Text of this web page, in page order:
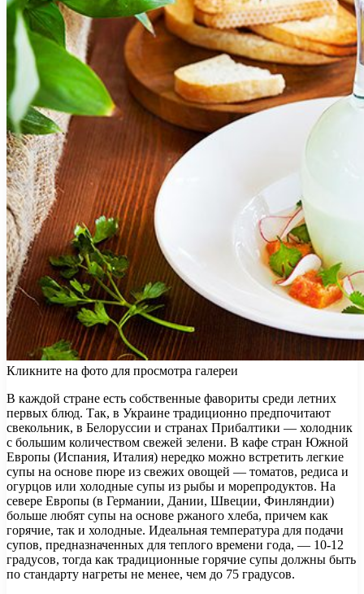
Кликните на фото для просмотра галереи
В каждой стране есть собственные фавориты среди летних
первых блюд. Так, в Украине традиционно предпочитают
свекольник, в Белоруссии и странах Прибалтики — холодник
с большим количеством свежей зелени. В кафе стран Южной
Европы (Испания, Италия) нередко можно встретить легкие
супы на основе пюре из свежих овощей — томатов, редиса и
огурцов или холодные супы из рыбы и морепродуктов. На
севере Европы (в Германии, Дании, Швеции, Финляндии)
больше любят супы на основе ржаного хлеба, причем как
горячие, так и холодные. Идеальная температура для подачи
супов, предназначенных для теплого времени года, — 10-12
градусов, тогда как традиционные горячие супы должны быть
по стандарту нагреты не менее, чем до 75 градусов.